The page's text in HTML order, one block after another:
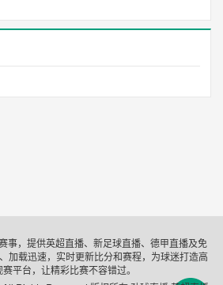
事，提供英超直播、新足球直播、德甲直播及免
加载迅速，实时更新比分和赛程，为球迷打造高
平台，让精彩比赛不容错过。